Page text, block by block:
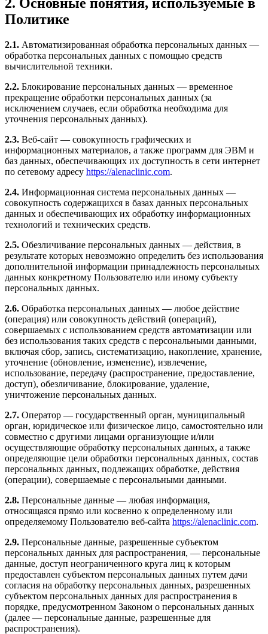
Политике
2.1. Автоматизированная обработка персональных данных —
обработка персональных данных с помощью средств
вычислительной техники.
2.2. Блокирование персональных данных — временное
прекращение обработки персональных данных (за
исключением случаев, если обработка необходима для
уточнения персональных данных).
2.3. Веб-сайт — совокупность графических и
информационных материалов, а также программ для ЭВМ и
баз данных, обеспечивающих их доступность в сети интернет
по сетевому адресу https://alenaclinic.com.
2.4. Информационная система персональных данных —
совокупность содержащихся в базах данных персональных
данных и обеспечивающих их обработку информационных
технологий и технических средств.
2.5. Обезличивание персональных данных — действия, в
результате которых невозможно определить без использования
дополнительной информации принадлежность персональных
данных конкретному Пользователю или иному субъекту
персональных данных.
2.6. Обработка персональных данных — любое действие
(операция) или совокупность действий (операций),
совершаемых с использованием средств автоматизации или
без использования таких средств с персональными данными,
включая сбор, запись, систематизацию, накопление, хранение,
уточнение (обновление, изменение), извлечение,
использование, передачу (распространение, предоставление,
доступ), обезличивание, блокирование, удаление,
уничтожение персональных данных.
2.7. Оператор — государственный орган, муниципальный
орган, юридическое или физическое лицо, самостоятельно или
совместно с другими лицами организующие и/или
осуществляющие обработку персональных данных, а также
определяющие цели обработки персональных данных, состав
персональных данных, подлежащих обработке, действия
(операции), совершаемые с персональными данными.
2.8. Персональные данные — любая информация,
относящаяся прямо или косвенно к определенному или
определяемому Пользователю веб-сайта https://alenaclinic.com.
2.9. Персональные данные, разрешенные субъектом
персональных данных для распространения, — персональные
данные, доступ неограниченного круга лиц к которым
предоставлен субъектом персональных данных путем дачи
согласия на обработку персональных данных, разрешенных
субъектом персональных данных для распространения в
порядке, предусмотренном Законом о персональных данных
(далее — персональные данные, разрешенные для
распространения).